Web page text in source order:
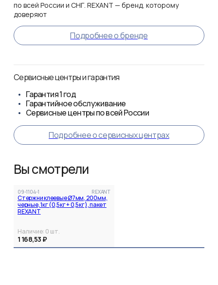
по всей России и СНГ. REXANT — бренд, которому
доверяют
Подробнее о бренде
Сервисные центры и гарантия
Гарантия1 год
Гарантийное обслуживание
Сервисные центры по всей России
Подробнее о сервисных центрах
Вы смотрели
09-1104-1 REXANT
Стержни клеевые Ø7мм, 200мм,
черные, 1кг (0,5кг + 0,5кг), пакет
REXANT
Наличие: 0 шт.
1 168,53 ₽